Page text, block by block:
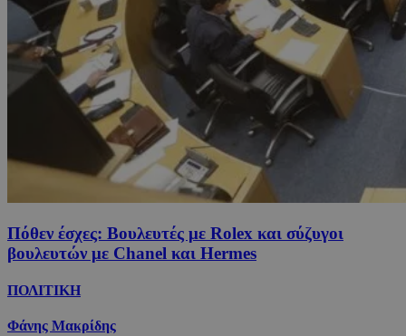
Πόθεν έσχες: Βουλευτές με Rolex και σύζυγοι
βουλευτών με Chanel και Hermes
ΠΟΛΙΤΙΚΗ
Φάνης Μακρίδης